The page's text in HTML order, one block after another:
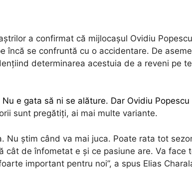
a confirmat că mijlocașul Ovidiu
încă se confruntă cu o accidentare. De
determinarea acestuia de a reveni pe
Nu e gata să ni se alăture. Dar Ovidiu
sunt pregătiți, ai mai multe variante.
Nu știm când va mai juca. Poate rata tot
cât de înfometat e și ce pasiune are. Va face
important pentru noi”, a spus Elias